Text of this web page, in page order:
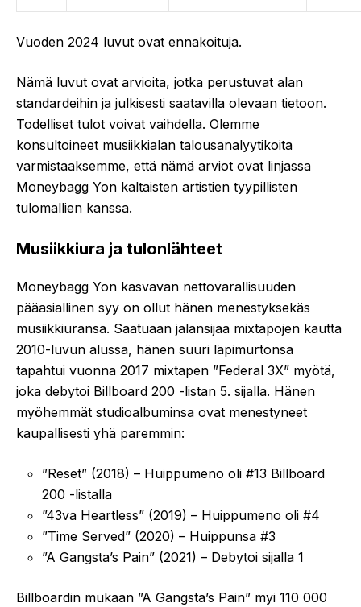
Vuoden 2024 luvut ovat ennakoituja.
Nämä luvut ovat arvioita, jotka perustuvat alan
standardeihin ja julkisesti saatavilla olevaan tietoon.
Todelliset tulot voivat vaihdella. Olemme
konsultoineet musiikkialan talousanalyytikoita
varmistaaksemme, että nämä arviot ovat linjassa
Moneybagg Yon kaltaisten artistien tyypillisten
tulomallien kanssa.
Musiikkiura ja tulonlähteet
Moneybagg Yon kasvavan nettovarallisuuden
pääasiallinen syy on ollut hänen menestyksekäs
musiikkiuransa. Saatuaan jalansijaa mixtapojen kautta
2010-luvun alussa, hänen suuri läpimurtonsa
tapahtui vuonna 2017 mixtapen ”Federal 3X” myötä,
joka debytoi Billboard 200 -listan 5. sijalla. Hänen
myöhemmät studioalbuminsa ovat menestyneet
kaupallisesti yhä paremmin:
”Reset” (2018) – Huippumeno oli #13 Billboard
200 -listalla
”43va Heartless” (2019) – Huippumeno oli #4
”Time Served” (2020) – Huippunsa #3
”A Gangsta’s Pain” (2021) – Debytoi sijalla 1
Billboardin mukaan ”A Gangsta’s Pain” myi 110 000